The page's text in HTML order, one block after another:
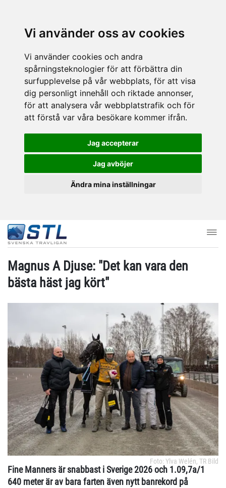
Vi använder oss av cookies
Vi använder cookies och andra
spårningsteknologier för att förbättra din
surfupplevelse på vår webbplats, för att visa
dig personligt innehåll och riktade annonser,
för att analysera vår webbplatstrafik och för
att förstå var våra besökare kommer ifrån.
Jag accepterar
Jag avböjer
Ändra mina inställningar
Foto: Ylva Welén, TR Bild
Magnus A Djuse: "Det kan vara den
bästa häst jag kört"
Fine Manners är snabbast i Sverige 2026 och 1.09,7a/1
640 meter är av bara farten även nytt banrekord på